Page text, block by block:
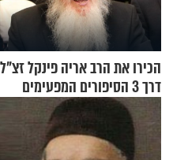
הכירו את הרב אריה פינקל זצ"ל
דרך 3 הסיפורים המפעימים
האלה